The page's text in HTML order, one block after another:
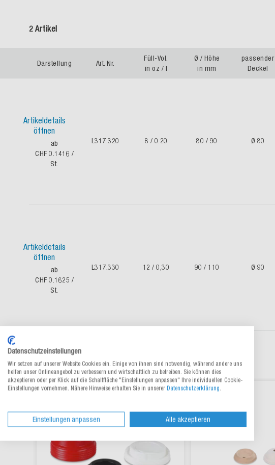
2 Artikel
Darstellung Art. Nr.
Füll-Vol.
in oz / l
Ø / Höhe
in mm
passender
Deckel
Artikeldetails
öffnen
ab
CHF 0.1416 /
St.
L317.320 8 / 0.20 80 / 90 Ø 80
Artikeldetails
öffnen
ab
CHF 0.1625 /
St.
L317.330 12 / 0,30 90 / 110 Ø 90
Datenschutzeinstellungen
Wir setzen auf unserer Website Cookies ein. Einige von ihnen sind notwendig, während andere uns
helfen unser Onlineangebot zu verbessern und wirtschaftlich zu betreiben. Sie können dies
akzeptieren oder per Klick auf die Schaltfläche "Einstellungen anpassen" Ihre individuellen Cookie-
Einstellungen vornehmen. Nähere Hinweise erhalten Sie in unserer Datenschutzerklärung.
Einstellungen anpassen Alle akzeptieren